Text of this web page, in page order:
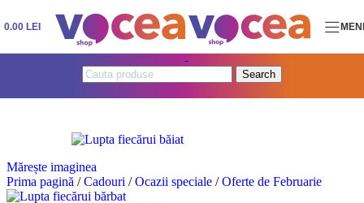
Skip to navigationSkip to main content
0.00 LEI
Search
Mărește imaginea
Prima pagină / Cadouri / Ocazii speciale / Oferte de Februarie